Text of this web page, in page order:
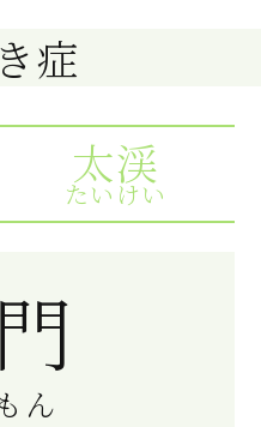
症
太渓
たいけい
ん